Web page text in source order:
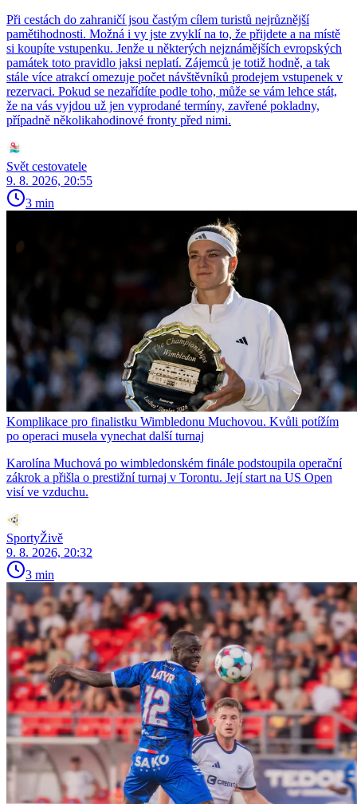
Při cestách do zahraničí jsou častým cílem turistů nejrůznější
pamětihodnosti. Možná i vy jste zvyklí na to, že přijdete a na místě
si koupíte vstupenku. Jenže u některých nejznámějších evropských
památek toto pravidlo jaksi neplatí. Zájemců je totiž hodně, a tak
stále více atrakcí omezuje počet návštěvníků prodejem vstupenek v
rezervaci. Pokud se nezařídíte podle toho, může se vám lehce stát,
že na vás vyjdou už jen vyprodané termíny, zavřené pokladny,
případně několikahodinové fronty před nimi.
Svět cestovatele
9. 8. 2026, 20:55
3 min
Komplikace pro finalistku Wimbledonu Muchovou. Kvůli potížím
po operaci musela vynechat další turnaj
Karolína Muchová po wimbledonském finále podstoupila operační
zákrok a přišla o prestižní turnaj v Torontu. Její start na US Open
visí ve vzduchu.
SportyŽivě
9. 8. 2026, 20:32
3 min